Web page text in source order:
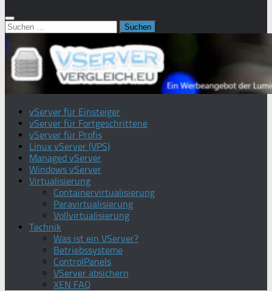
Suchen
nach:
vServer für Einsteiger
vServer für Fortgeschrittene
vServer für Profis
Linux vServer (VPS)
Managed vServer
Windows vServer
Virtualisierung
Containervirtualisierung
Paravirtualisierung
Vollvirtualisierung
Technik
Was ist ein VServer?
Betriebssysteme
ControlPanels
VServer absichern
XEN FAQ